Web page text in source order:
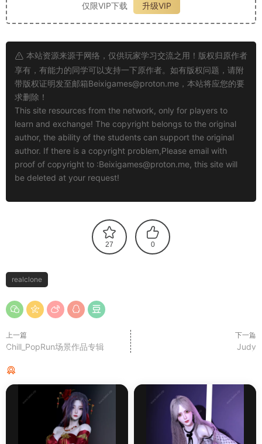
仅限VIP下载
升级VIP
本站资源来源于网络，仅供玩家学习交流之用！版权归原作者
享有，有能力的同学可以支持一下原作者。如有版权问题，请附
带版权证明发至邮箱Beixigames@proton.me ，本站将应您的要
求删除！
This site resources from the network, only for players to
learn and exchange! The copyright belongs to the original
author, the ability of the students can support the original
author. If there is a copyright problem,Please email with
proof of copyright to :Beixigames@proton.me, this site will
be deleted at your request!
27 0
realclone
上一篇
Chill_PopRun场景作品专辑
下一篇
Judy